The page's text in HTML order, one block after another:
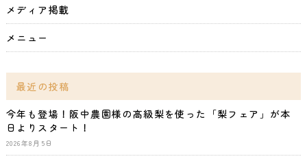
メディア掲載
メニュー
最近の投稿
今年も登場！阪中農園様の高級梨を使った「梨フェア」が本
日よりスタート！
2026年8月5日